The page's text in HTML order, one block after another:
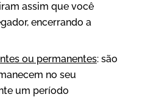
assim que você
encerrando a
ou permanentes: são
no seu
um período